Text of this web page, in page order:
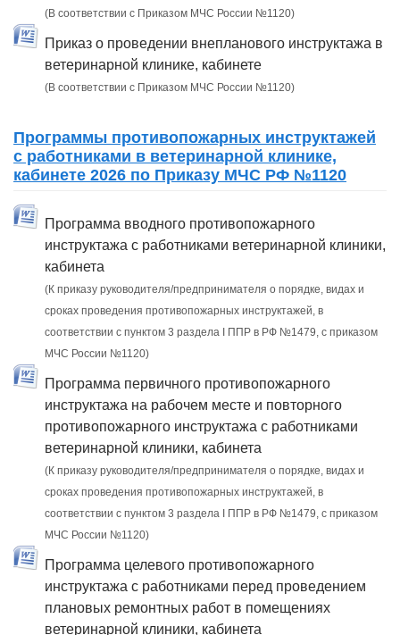
(В соответствии с Приказом МЧС России №1120)
Приказ о проведении внепланового инструктажа в
ветеринарной клинике, кабинете
(В соответствии с Приказом МЧС России №1120)
Программы противопожарных инструктажей
с работниками в ветеринарной клинике,
кабинете 2026 по Приказу МЧС РФ №1120
Программа вводного противопожарного
инструктажа с работниками ветеринарной клиники,
кабинета
(К приказу руководителя/предпринимателя о порядке, видах и
сроках проведения противопожарных инструктажей, в
соответствии с пунктом 3 раздела I ППР в РФ №1479, с приказом
МЧС России №1120)
Программа первичного противопожарного
инструктажа на рабочем месте и повторного
противопожарного инструктажа с работниками
ветеринарной клиники, кабинета
(К приказу руководителя/предпринимателя о порядке, видах и
сроках проведения противопожарных инструктажей, в
соответствии с пунктом 3 раздела I ППР в РФ №1479, с приказом
МЧС России №1120)
Программа целевого противопожарного
инструктажа с работниками перед проведением
плановых ремонтных работ в помещениях
ветеринарной клиники, кабинета